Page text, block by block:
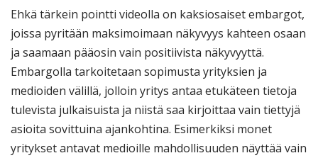
Ehkä tärkein pointti videolla on kaksiosaiset embargot,
joissa pyritään maksimoimaan näkyvyys kahteen osaan
ja saamaan pääosin vain positiivista näkyvyyttä.
Embargolla tarkoitetaan sopimusta yrityksien ja
medioiden välillä, jolloin yritys antaa etukäteen tietoja
tulevista julkaisuista ja niistä saa kirjoittaa vain tiettyjä
asioita sovittuina ajankohtina. Esimerkiksi monet
yritykset antavat medioille mahdollisuuden näyttää vain